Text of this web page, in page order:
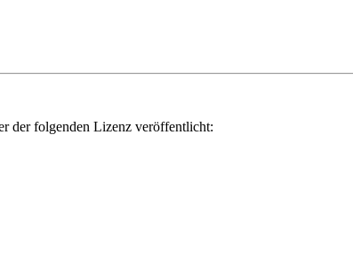
der folgenden Lizenz veröffentlicht: